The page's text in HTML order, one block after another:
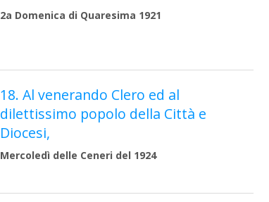
2a Domenica di Quaresima 1921
18. Al venerando Clero ed al
dilettissimo popolo della Città e
Diocesi,
Mercoledì delle Ceneri del 1924